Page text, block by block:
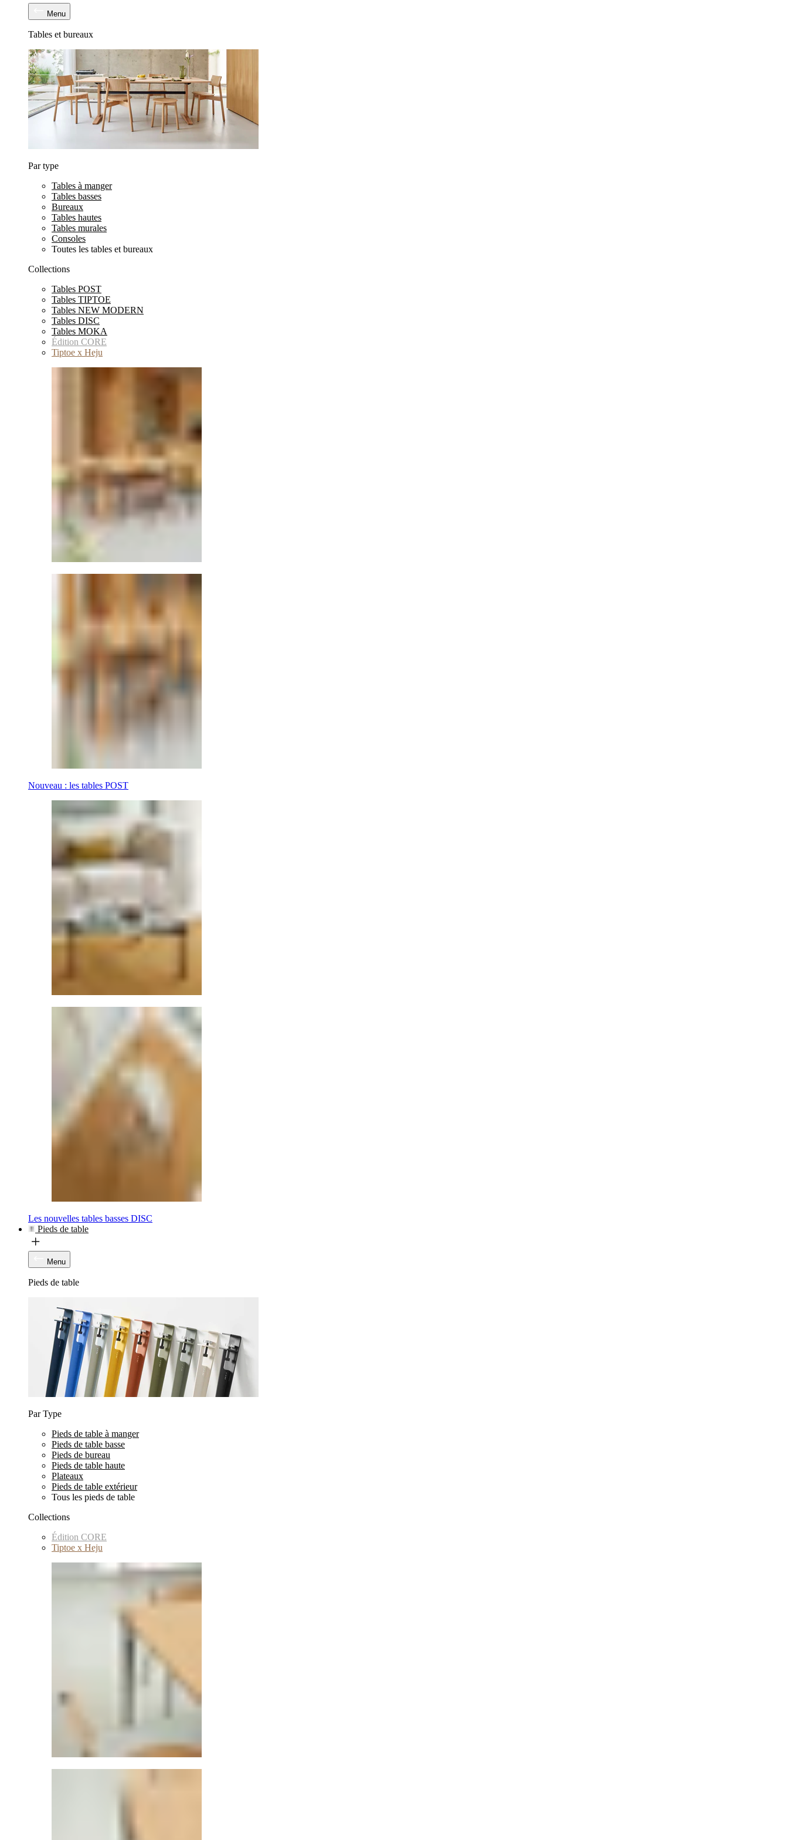
Menu
Tables et bureaux
Par type
Tables à manger
Tables basses
Bureaux
Tables hautes
Tables murales
Consoles
Toutes les tables et bureaux
Collections
Tables POST
Tables TIPTOE
Tables NEW MODERN
Tables DISC
Tables MOKA
Édition CORE
Tiptoe x Heju
Nouveau : les tables POST
Les nouvelles tables basses DISC
Pieds de table
Menu
Pieds de table
Par Type
Pieds de table à manger
Pieds de table basse
Pieds de bureau
Pieds de table haute
Plateaux
Pieds de table extérieur
Tous les pieds de table
Collections
Édition CORE
Tiptoe x Heju